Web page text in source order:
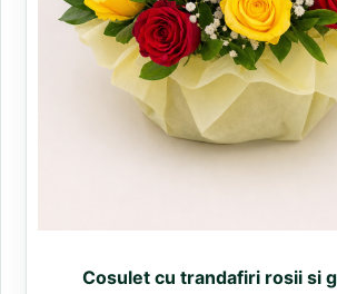
Cosulet cu trandafiri rosii si